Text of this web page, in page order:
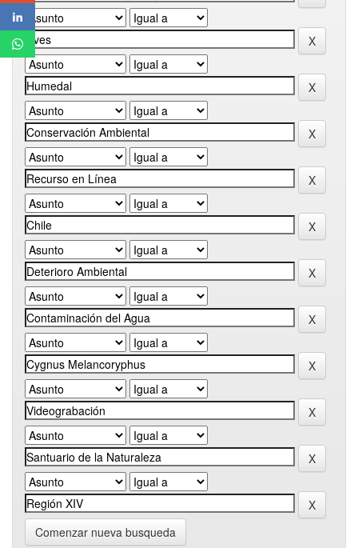
Comenzar nueva busqueda